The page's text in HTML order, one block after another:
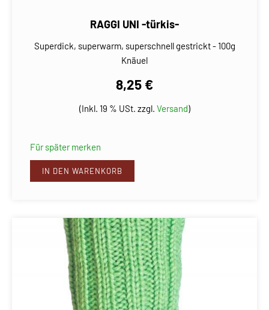
RAGGI UNI -türkis-
Superdick, superwarm, superschnell gestrickt - 100g
Knäuel
8,25 €
(Inkl. 19 % USt. zzgl. Versand)
Für später merken
IN DEN WARENKORB